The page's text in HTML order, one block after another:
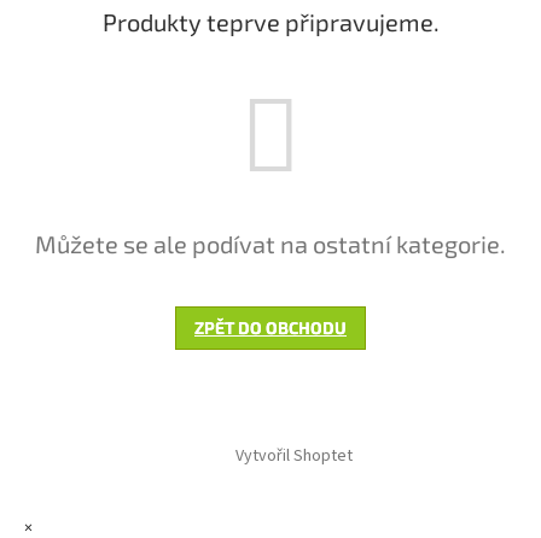
Produkty teprve připravujeme.
Můžete se ale podívat na ostatní kategorie.
ZPĚT DO OBCHODU
Vytvořil Shoptet
×